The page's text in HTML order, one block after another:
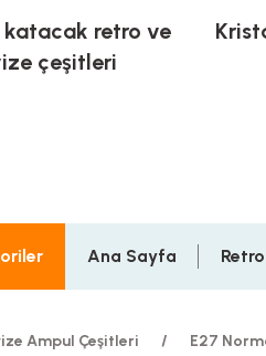
katacak retro ve
çeşitleri
Ana Sayfa
Ampul Çeşitleri E27